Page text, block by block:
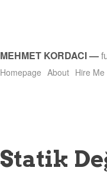
MEHMET KORDACI—
Homepage About Hire Me
Statik